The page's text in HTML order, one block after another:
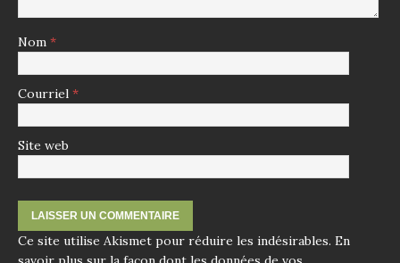
Nom *
Courriel *
Site web
Ce site utilise Akismet pour réduire les indésirables. En